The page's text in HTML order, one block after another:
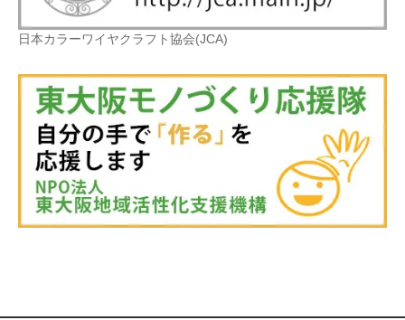
日本カラーワイヤクラフト協会(JCA)